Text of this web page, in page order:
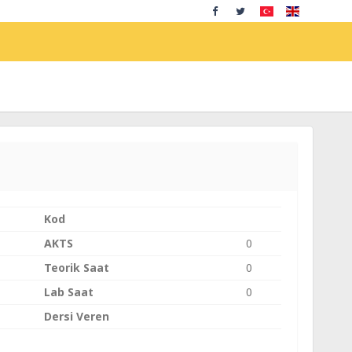
Kod
AKTS
0
Teorik Saat
0
Lab Saat
0
Dersi Veren